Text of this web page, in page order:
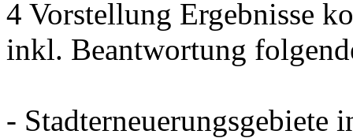
4 Vorstellung Ergebnisse
inkl. Beantwortung
- Stadterneuerungsgebiete